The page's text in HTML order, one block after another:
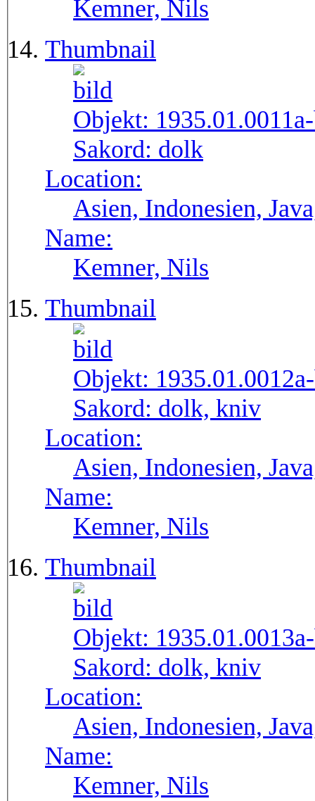
Kemner, Nils
Thumbnail
Objekt:
Sakord: dolk
Location:
Asien, Indonesien,
Name:
Kemner, Nils
Thumbnail
Objekt:
Sakord: dolk, kniv
Location:
Asien, Indonesien,
Name:
Kemner, Nils
Thumbnail
Objekt:
Sakord: dolk, kniv
Location:
Asien, Indonesien,
Name:
Kemner, Nils